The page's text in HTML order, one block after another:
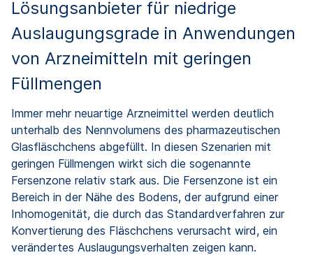
Lösungsanbieter für niedrige
Auslaugungsgrade in Anwendungen
von Arzneimitteln mit geringen
Füllmengen
Immer mehr neuartige Arzneimittel werden deutlich
unterhalb des Nennvolumens des pharmazeutischen
Glasfläschchens abgefüllt. In diesen Szenarien mit
geringen Füllmengen wirkt sich die sogenannte
Fersenzone relativ stark aus. Die Fersenzone ist ein
Bereich in der Nähe des Bodens, der aufgrund einer
Inhomogenität, die durch das Standardverfahren zur
Konvertierung des Fläschchens verursacht wird, ein
verändertes Auslaugungsverhalten zeigen kann.